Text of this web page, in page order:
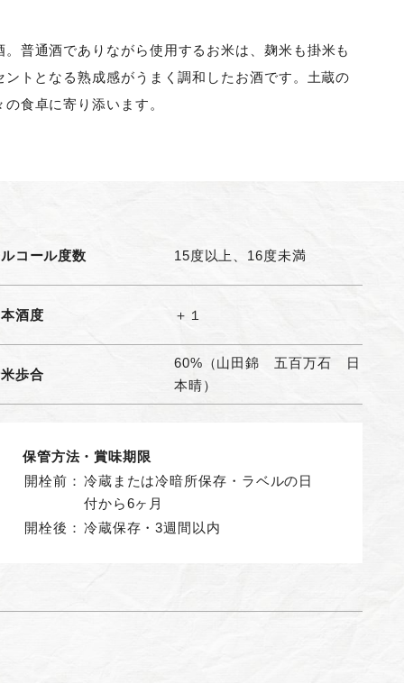
普通酒でありながら使用するお米は、麹米も掛米も
トとなる熟成感がうまく調和したお酒です。土蔵の
食卓に寄り添います。
コール度数 15度以上、16度未満
酒度 ＋１
歩合
60%（山田錦 五百万石 日
本晴）
保管方法・賞味期限
開栓前： 冷蔵または冷暗所保存・ラベルの日
付から6ヶ月
開栓後： 冷蔵保存・3週間以内